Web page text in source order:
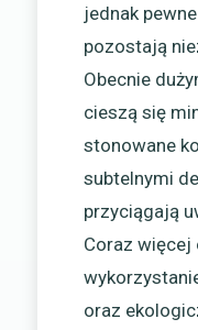
jednak
pozostają
Obecnie
cieszą się
stonowane
subtelnymi
przyciągają
Coraz więcej
oraz